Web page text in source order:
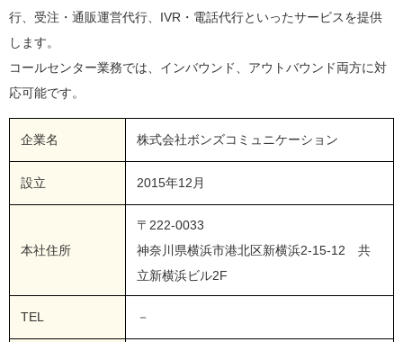
行、受注・通販運営代行、IVR・電話代行といったサービスを提供
します。
コールセンター業務では、インバウンド、アウトバウンド両方に対
応可能です。
企業名 株式会社ボンズコミュニケーション
設立 2015年12月
本社住所
〒222-0033
神奈川県横浜市港北区新横浜2-15-12 共
立新横浜ビル2F
TEL －